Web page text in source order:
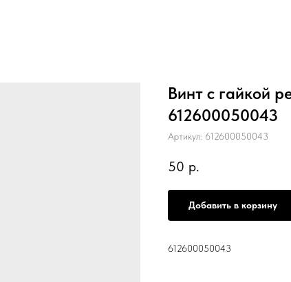
Винт с гайкой
612600050043
Артикул: 612600050043
50 р.
Добавить в корзину
612600050043